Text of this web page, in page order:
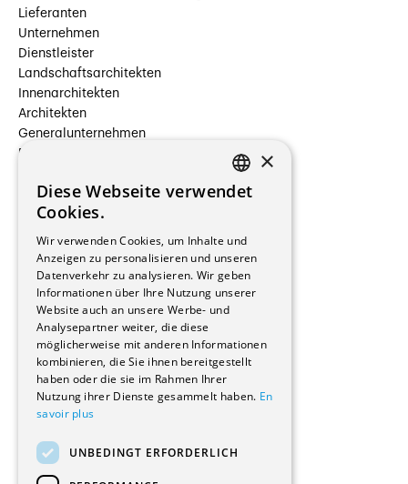
Lieferanten
Unternehmen
Dienstleister
Landschaftsarchitekten
Innenarchitekten
Architekten
Generalunternehmen
Beauftragte Unternehmen
Hersteller/Lieferanten
Bauherrschaften
Immobilienverwaltungsgesellschaften
Stockwerkeigentum
Reportagen
Wohnungen
Renovierungen
Innere Umbauten
Gastgewerbe und Tourismus
Verwaltungsgebäude und Geschäfte
Schuleinrichtungen
Medizinische Einrichtungen
Kultur - Sport - Freizeit
Industrie - Handwerk
FRENCH
×
Diese Webseite verwendet
Cookies.
Wir verwenden Cookies, um Inhalte und
Anzeigen zu personalisieren und unseren
Datenverkehr zu analysieren. Wir geben
Informationen über Ihre Nutzung unserer
Website auch an unsere Werbe- und
Analysepartner weiter, die diese
möglicherweise mit anderen Informationen
kombinieren, die Sie ihnen bereitgestellt
haben oder die sie im Rahmen Ihrer
Nutzung ihrer Dienste gesammelt haben. En
savoir plus
UNBEDINGT ERFORDERLICH